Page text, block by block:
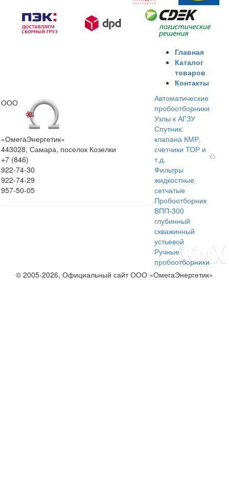
ООО
«ОмегаЭнергетик»
443028, Самара, поселок Козелки
+7 (846)
922-74-30
922-74-29
957-50-05
Главная
Каталог
товаров
Контакты
Автоматические
пробоотборники
Узлы к АГЗУ
Спутник:
клапана КМР,
счетчики ТОР и
т.д.
Фильтры
жидкостные
сетчатые
Пробоотборник
ВПП-300
глубинный
скважинный
устьевой
Ручные
пробоотборники
© 2005-2026, Официальный сайт ООО «ОмегаЭнергетик»